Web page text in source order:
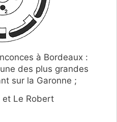
à Bordeaux :
des plus grandes
sur la Garonne ;
et Le Robert